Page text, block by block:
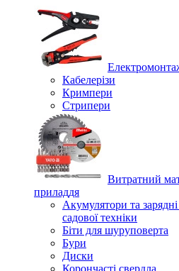
Кабелерізи
Кримпери
Стрипери
Витратний
приладдя
Акумулятори та
садової техніки
Біти для шуруповерта
Бури
Диски
Корончасті свердла